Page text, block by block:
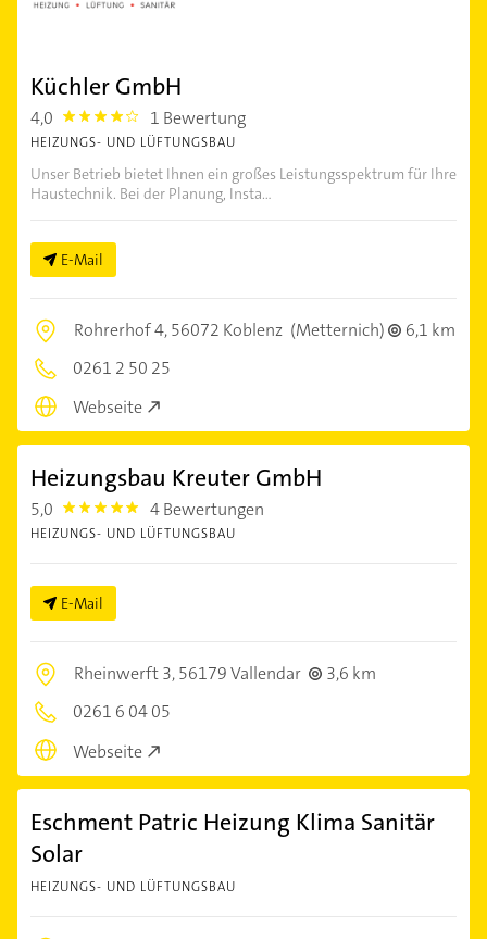
Küchler GmbH
4,0 4.0 1 Bewertung
HEIZUNGS- UND LÜFTUNGSBAU
Unser Betrieb bietet Ihnen ein großes Leistungsspektrum für Ihre
Haustechnik. Bei der Planung, Insta...
E-Mail
Rohrerhof 4,56072 Koblenz (Metternich)
6,1 km
0261 2 50 25
Webseite
Heizungsbau Kreuter GmbH
5,0 5.0 4 Bewertungen
HEIZUNGS- UND LÜFTUNGSBAU
E-Mail
Rheinwerft 3,56179 Vallendar
3,6 km
0261 6 04 05
Webseite
Eschment Patric Heizung Klima Sanitär
Solar
HEIZUNGS- UND LÜFTUNGSBAU